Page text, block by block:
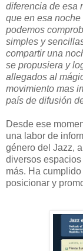
diferencia de esa
que en esa
podemos
simples y
compartir una
se propusiera y
allegados al
movimiento mas
país de difusión
Desde ese
una labor de
género del Jazz,
diversos
más. Ha
posicionar y